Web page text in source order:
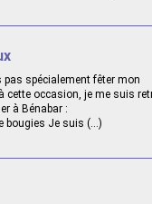
pas spécialement fêter mon
cette occasion, je me suis
à Bénabar :
bougies Je suis (…)